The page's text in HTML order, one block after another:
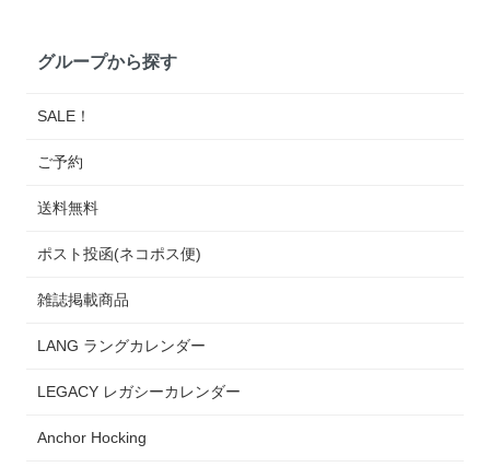
グループから探す
SALE！
ご予約
送料無料
ポスト投函(ネコポス便)
雑誌掲載商品
LANG ラングカレンダー
LEGACY レガシーカレンダー
Anchor Hocking